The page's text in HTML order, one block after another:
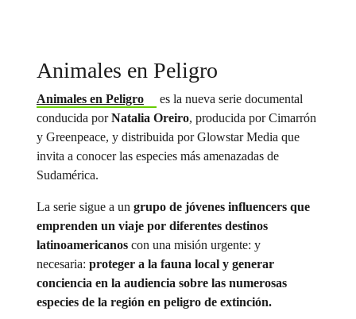
Animales en Peligro
Animales en Peligro
es la nueva serie documental
conducida porNatalia Oreiro, producida por Cimarrón
y Greenpeace, y distribuida por Glowstar Media que
invita a conocer las especies más amenazadas de
Sudamérica.
La serie sigue a un grupo de jóvenes influencers que
emprenden un viaje por diferentes destinos
latinoamericanoscon una misión urgente: y
necesaria: proteger a la fauna local y generar
conciencia en la audiencia sobre las numerosas
especies de la región en peligro de extinción.